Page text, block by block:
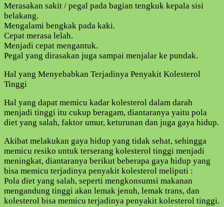
Merasakan sakit / pegal pada bagian tengkuk kepala sisi
belakang.
Mengalami bengkak pada kaki.
Cepat merasa lelah.
Menjadi cepat mengantuk.
Pegal yang dirasakan juga sampai menjalar ke pundak.
Hal yang Menyebabkan Terjadinya Penyakit Kolesterol
Tinggi
Hal yang dapat memicu kadar kolesterol dalam darah
menjadi tinggi itu cukup beragam, diantaranya yaitu pola
diet yang salah, faktor umur, keturunan dan juga gaya hidup.
Akibat melakukan gaya hidup yang tidak sehat, sehingga
memicu resiko untuk terserang kolesterol tinggi menjadi
meningkat, diantaranya berikut beberapa gaya hidup yang
bisa memicu terjadinya penyakit kolesterol meliputi :
Pola diet yang salah, seperti mengkonsumsi makanan
mengandung tinggi akan lemak jenuh, lemak trans, dan
kolesterol bisa memicu terjadinya penyakit kolesterol tinggi.